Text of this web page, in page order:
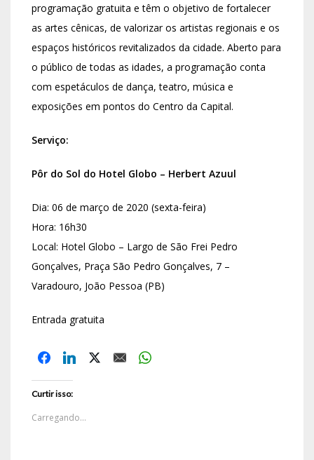
programação gratuita e têm o objetivo de fortalecer
as artes cênicas, de valorizar os artistas regionais e os
espaços históricos revitalizados da cidade. Aberto para
o público de todas as idades, a programação conta
com espetáculos de dança, teatro, música e
exposições em pontos do Centro da Capital.
Serviço:
Pôr do Sol do Hotel Globo – Herbert Azuul
Dia: 06 de março de 2020 (sexta-feira)
Hora: 16h30
Local: Hotel Globo – Largo de São Frei Pedro
Gonçalves, Praça São Pedro Gonçalves, 7 –
Varadouro, João Pessoa (PB)
Entrada gratuita
Curtir isso:
Carregando...